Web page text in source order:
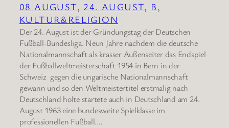
08 AUGUST, 24. AUGUST, B
KULTUR&RELIGION
Der 24. August ist der Gründungstag der Deutschen
Fußball-Bundesliga. Neun Jahre nachdem die deutsche
Nationalmannschaft als krasser Außenseiter das Endspiel
der Fußballweltmeisterschaft 1954 in Bern in der
Schweiz gegen die ungarische Nationalmannschaft
gewann und so den Weltmeistertitel erstmalig nach
Deutschland holte startete auch in Deutschland am 24.
August 1963 eine bundesweite Spielklasse im
professionellen Fußball.…